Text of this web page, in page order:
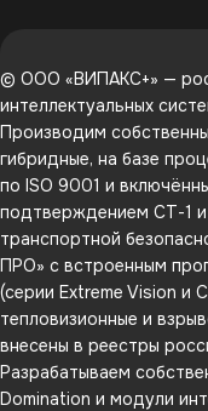
© ООО «ВИПАКС+» —
интеллектуальных
Производим
гибридные, на базе
по ISO 9001 и
подтверждением СТ-1
транспортной
ПРО» с встроенным
(серии Extreme Vision и
тепловизионные и
внесены в реестры
Разрабатываем
Domination и модули